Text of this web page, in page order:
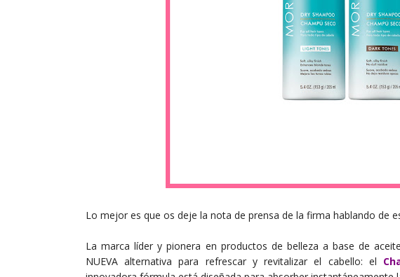
Lo mejor es que os deje la nota de prensa de la firma hablando de
La marca líder y pionera en productos de belleza a base de
NUEVA alternativa para refrescar y revitalizar el cabello: el